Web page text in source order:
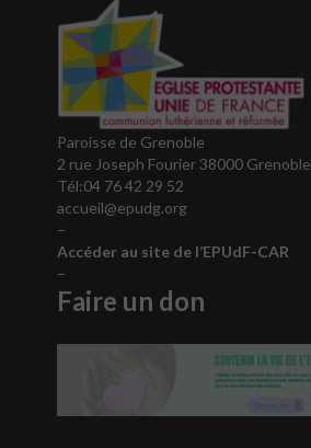
Paroisse de Grenoble
2 rue Joseph Fourier 38000 Grenoble
Tél:04 76 42 29 52
accueil@epudg.org
–
Accéder au site de l’EPUdF-CAR
–
Faire un don